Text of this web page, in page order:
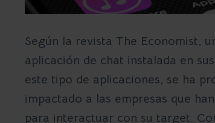
Según la revista The Economist,
aplicación de chat instalada en
este tipo de aplicaciones, se ha
impactado a las empresas que
para interactuar con su target.